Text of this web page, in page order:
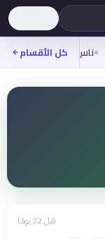
ناس روح
كل الأقسام
قبل 22 يومًا